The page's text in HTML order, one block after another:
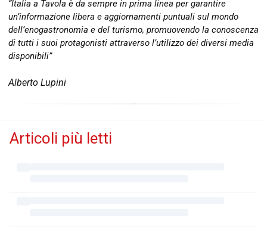
“Italia a Tavola è da sempre in prima linea per garantire
un’informazione libera e aggiornamenti puntuali sul mondo
dell’enogastronomia e del turismo, promuovendo la conoscenza
di tutti i suoi protagonisti attraverso l’utilizzo dei diversi media
disponibili”
Alberto Lupini
Articoli più letti